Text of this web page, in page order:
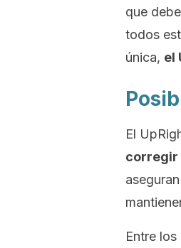
que
todos
única, el
El
corregir
Entre